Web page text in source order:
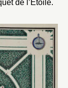
de l’Étoile.